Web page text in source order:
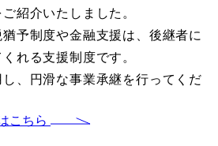
紹介いたしました。
予制度や金融支援は、後継者に
れる支援制度です。
、円滑な事業承継を行ってくだ
こちら